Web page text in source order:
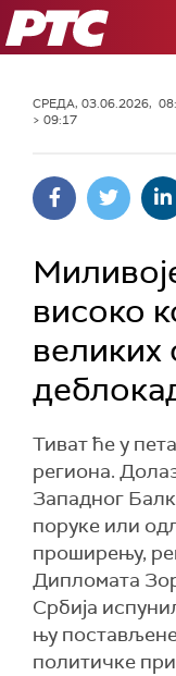
РТС
СРЕДА, 03.06.2026,
> 09:17
високо
великих
Тиват ће у
региона.
Западног
поруке или
проширењу,
Дипломата
Србија
њу
политичке